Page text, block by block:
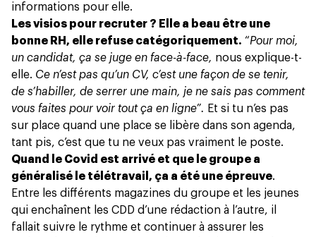
informations pour elle.
Les visios pour recruter ? Elle a beau être une
bonne RH, elle refuse catégoriquement. “Pour moi,
un candidat, ça se juge en face-à-face, nous explique-t-
elle. Ce n’est pas qu’un CV, c’est une façon de se tenir,
de s’habiller, de serrer une main, je ne sais pas comment
vous faites pour voir tout ça en ligne”. Et si tu n’es pas
sur place quand une place se libère dans son agenda,
tant pis, c’est que tu ne veux pas vraiment le poste.
Quand le Covid est arrivé et que le groupe a
généralisé le télétravail, ça a été une épreuve.
Entre les différents magazines du groupe et les jeunes
qui enchaînent les CDD d’une rédaction à l’autre, il
fallait suivre le rythme et continuer à assurer les